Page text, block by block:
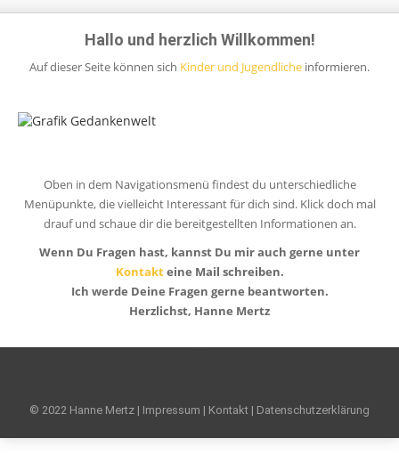
Hallo und herzlich Willkommen!
Auf dieser Seite können sich Kinder und Jugendliche informieren.
Oben in dem Navigationsmenü findest du unterschiedliche
Menüpunkte, die vielleicht Interessant für dich sind. Klick doch mal
drauf und schaue dir die bereitgestellten Informationen an.
Wenn Du Fragen hast, kannst Du mir auch gerne unter
Kontakteine Mail schreiben.
Ich werde Deine Fragen gerne beantworten.
Herzlichst, Hanne Mertz
© 2022 Hanne Mertz | Impressum | Kontakt | Datenschutzerklärung